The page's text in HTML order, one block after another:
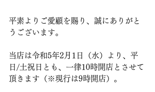
平素よりご愛顧を賜り、誠にありがと
うございます。
当店は令和5年2月1日（水）より、平
日/土祝日とも、一律10時開店とさせて
頂きます（※現行は9時開店）。